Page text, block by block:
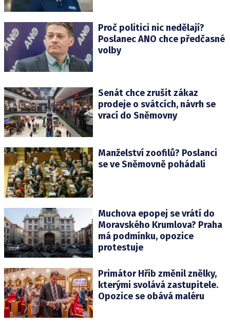
Proč politici nic nedělají?
Poslanec ANO chce předčasné
volby
Senát chce zrušit zákaz
prodeje o svátcích, návrh se
vrací do Sněmovny
Manželství zoofilů? Poslanci
se ve Sněmovně pohádali
Muchova epopej se vrátí do
Moravského Krumlova? Praha
má podmínku, opozice
protestuje
Primátor Hřib změnil znělky,
kterými svolává zastupitele.
Opozice se obává maléru